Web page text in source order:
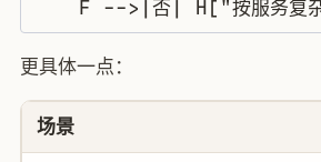
更具体一点：
场景